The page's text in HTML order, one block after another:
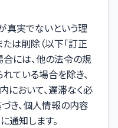
真実でないという理
は削除（以下「訂正
合には、他の法令の規
ている場合を除き、
おいて、遅滞なく必
き、個人情報の内容
通知します。